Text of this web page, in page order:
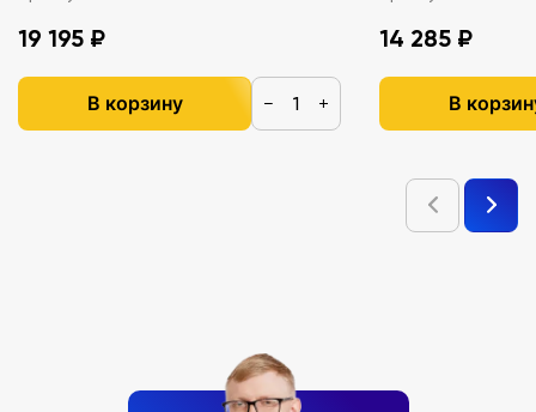
19 195 ₽
В корзину − +
14 285 ₽
В